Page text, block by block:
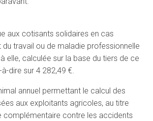
aux cotisants solidaires en cas
du travail ou de maladie professionnelle
elle, calculée sur la base du tiers de ce
à-dire sur 4 282,49 €.
annuel permettant le calcul des
aux exploitants agricoles, au titre
complémentaire contre les accidents